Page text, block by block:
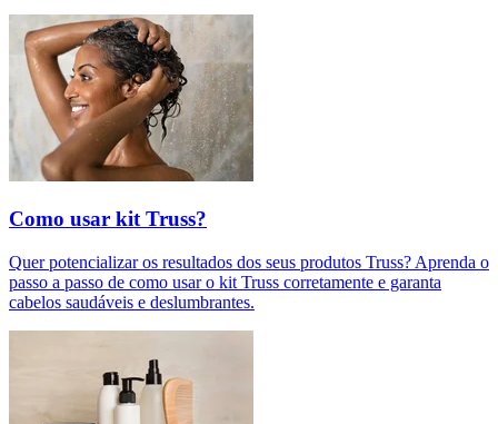
Como usar kit Truss?
Quer potencializar os resultados dos seus produtos Truss? Aprenda o
passo a passo de como usar o kit Truss corretamente e garanta
cabelos saudáveis e deslumbrantes.